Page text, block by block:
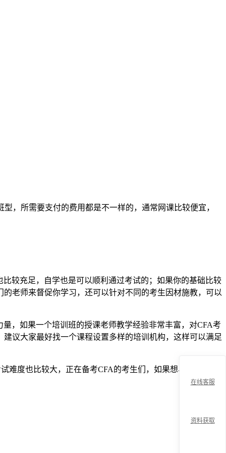
，所需要支付的费用都是不一样的，通常网课比较便宜，
较充足，自学也是可以顺利通过考试的；如果你的基础比较
老师来督促你学习，还可以针对不同的考生因材施教，可以
如果一个培训班的授课老师教学经验非常丰富，对CFA考
议大家最好找一个课程设置多样的培训机构，这样可以满足
度也比较大，正在备考CFA的考生们，如果想早日取得证
在线客服
资料获取